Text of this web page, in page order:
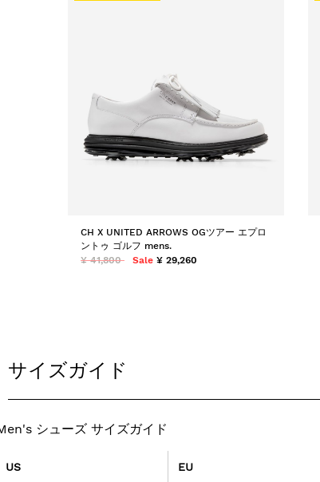
CH X UNITED ARROWS OGツアー エプロ
ントゥ ゴルフ mens.
¥ 41,800
Sale ¥ 29,260
サイズガイド
シューズ サイズガイド
US EU